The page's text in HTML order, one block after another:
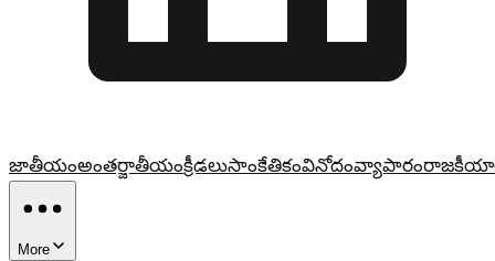
జాతీయంఅంతర్జాతీయంక్రీడలుసాంకేతికంవినోదంవ్యాపారం
More